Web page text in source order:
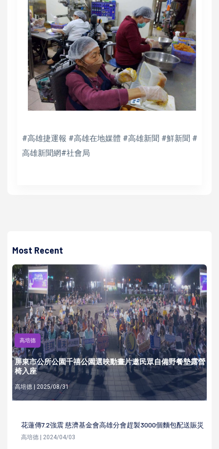
#高雄捷運報 #高雄在地媒體 #高雄新聞 #鮮新聞 #
高雄新聞網#社會局
Most Recent
高培德
屏東市公所公園千禧公園選映動畫片邀民眾自備野餐墊露營
椅入座
高培德 | 2025/08/31
花蓮傳7.2強震 慈濟基金會高雄分會趕製3000個麵包配送賑災
高培德 | 2024/04/03